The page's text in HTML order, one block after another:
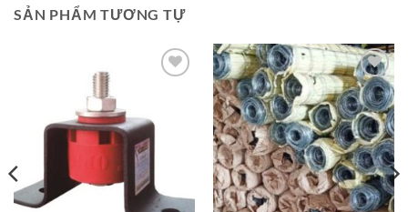
SẢN PHẨM TƯƠNG TỰ
Add to
wishlist